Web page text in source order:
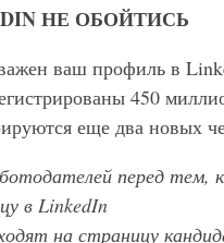
НЕ ОБОЙТИСЬ
ваш профиль в
450
еще два новых
перед тем,
в LinkedIn
на страницу